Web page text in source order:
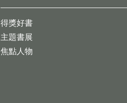
得獎好書
主題書展
焦點人物